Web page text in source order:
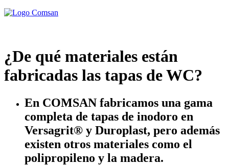
¿De qué materiales están
fabricadas las tapas de WC?
En COMSAN fabricamos una gama
completa de tapas de inodoro en
Versagrit® y Duroplast, pero además
existen otros materiales como el
polipropileno y la madera.